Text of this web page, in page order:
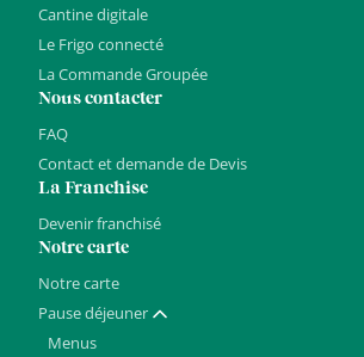
Cantine digitale
Le Frigo connecté
La Commande Groupée
Nous contacter
FAQ
Contact et demande de Devis
La Franchise
Devenir franchisé
Notre carte
Notre carte
Pause déjeuner Afficher / masquer
Menus